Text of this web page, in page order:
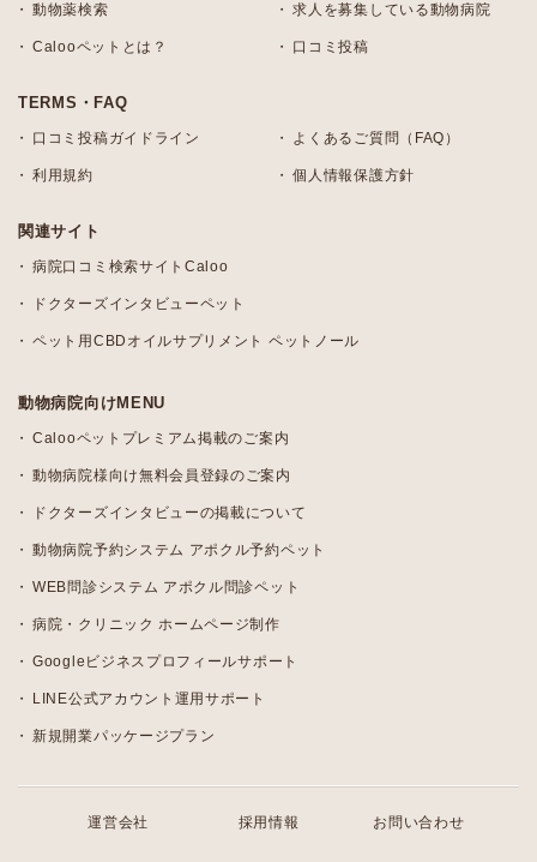
動物薬検索 求人を募集している動物病院
Calooペットとは？ 口コミ投稿
TERMS・FAQ
口コミ投稿ガイドライン よくあるご質問（FAQ）
利用規約 個人情報保護方針
関連サイト
病院口コミ検索サイトCaloo
ドクターズインタビューペット
ペット用CBDオイルサプリメント ペットノール
動物病院向けMENU
Calooペットプレミアム掲載のご案内
動物病院様向け無料会員登録のご案内
ドクターズインタビューの掲載について
動物病院予約システム アポクル予約ペット
WEB問診システム アポクル問診ペット
病院・クリニック ホームページ制作
Googleビジネスプロフィールサポート
LINE公式アカウント運用サポート
新規開業パッケージプラン
運営会社 採用情報 お問い合わせ